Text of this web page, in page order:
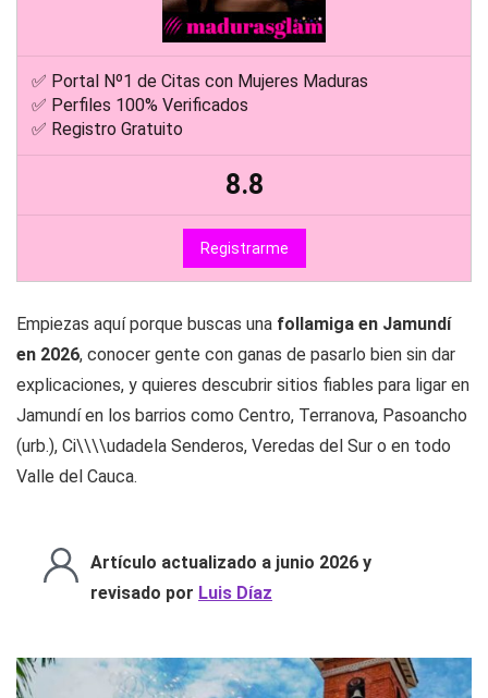
✅ Portal Nº1 de Citas con Mujeres Maduras
✅ Perfiles 100% Verificados
✅ Registro Gratuito
8.8
Registrarme
Empiezas aquí porque buscas una follamiga en Jamundí
en 2026, conocer gente con ganas de pasarlo bien sin dar
explicaciones, y quieres descubrir sitios fiables para ligar en
Jamundí en los barrios como Centro, Terranova, Pasoancho
(urb.), Ci\\\\udadela Senderos, Veredas del Sur o en todo
Valle del Cauca.
Artículo actualizado a junio 2026 y
revisado por Luis Díaz